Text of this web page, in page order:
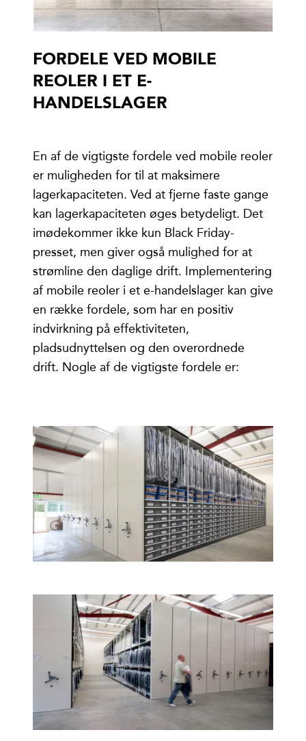
FORDELE VED MOBILE
REOLER I ET E-
HANDELSLAGER
En af de vigtigste fordele ved mobile reoler
er muligheden for til at maksimere
lagerkapaciteten. Ved at fjerne faste gange
kan lagerkapaciteten øges betydeligt. Det
imødekommer ikke kun Black Friday-
presset, men giver også mulighed for at
strømline den daglige drift. Implementering
af mobile reoler i et e-handelslager kan give
en række fordele, som har en positiv
indvirkning på effektiviteten,
pladsudnyttelsen og den overordnede
drift. Nogle af de vigtigste fordele er: